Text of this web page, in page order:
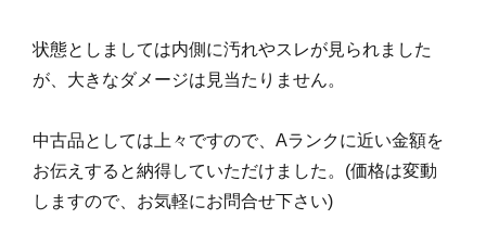
状態としましては内側に汚れやスレが見られました
が、大きなダメージは見当たりません。
中古品としては上々ですので、Aランクに近い金額を
お伝えすると納得していただけました。(価格は変動
しますので、お気軽にお問合せ下さい)